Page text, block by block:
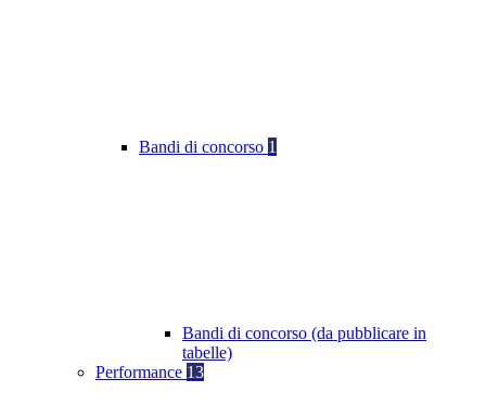
Bandi di concorso 1
Bandi di concorso (da pubblicare in
tabelle)
Performance 13